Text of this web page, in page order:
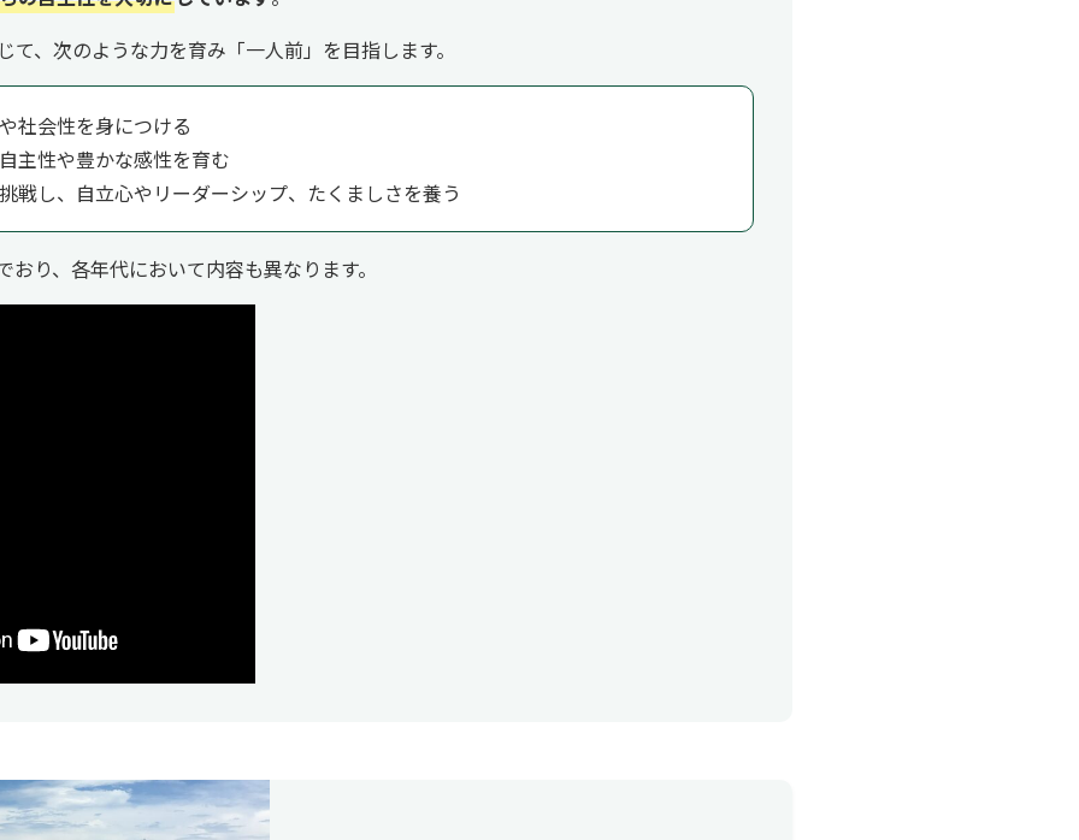
て、次のような力を育み「一人前」を目指します。
社会性を身につける
主性や豊かな感性を育む
戦し、自立心やリーダーシップ、たくましさを養う
り、各年代において内容も異なります。